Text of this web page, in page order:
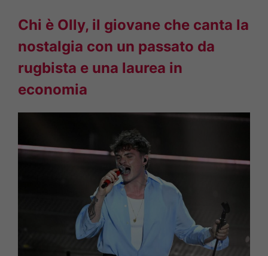
Chi è Olly, il giovane che canta la
nostalgia con un passato da
rugbista e una laurea in
economia